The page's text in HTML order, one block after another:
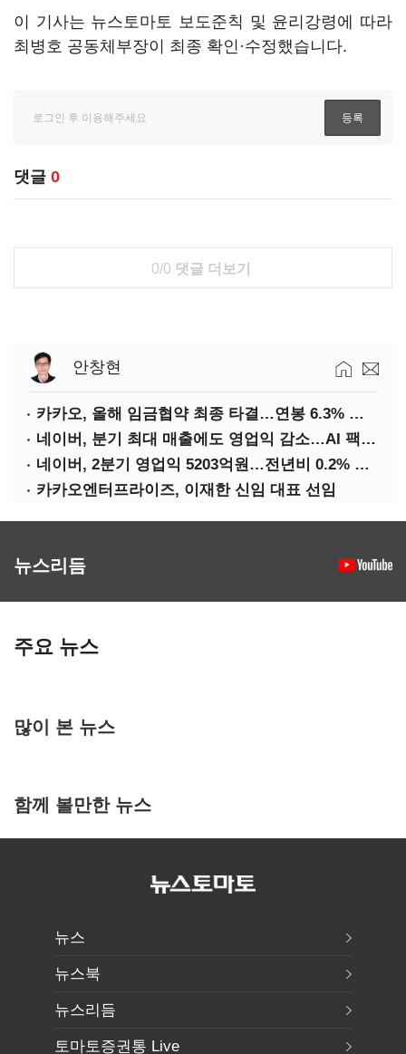
이 기사는 뉴스토마토 보도준칙 및 윤리강령에 따라
최병호 공동체부장이 최종 확인·수정했습니다.
댓글 0
0/0 댓글 더보기
안창현
카카오, 올해 임금협약 최종 타결…연봉 6.3% 인상·격려금 300만원
네이버, 분기 최대 매출에도 영업익 감소…AI 팩토리 속도
네이버, 2분기 영업익 5203억원…전년비 0.2% 감소
카카오엔터프라이즈, 이재한 신임 대표 선임
뉴스리듬
주요 뉴스
많이 본 뉴스
함께 볼만한 뉴스
뉴스
뉴스북
뉴스리듬
토마토증권통 Live